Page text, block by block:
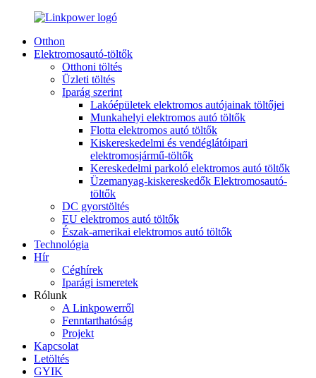
Otthon
Elektromosautó-töltők
Otthoni töltés
Üzleti töltés
Iparág szerint
Lakóépületek elektromos autójainak töltőjei
Munkahelyi elektromos autó töltők
Flotta elektromos autó töltők
Kiskereskedelmi és vendéglátóipari
elektromosjármű-töltők
Kereskedelmi parkoló elektromos autó töltők
Üzemanyag-kiskereskedők Elektromosautó-
töltők
DC gyorstöltés
EU elektromos autó töltők
Észak-amerikai elektromos autó töltők
Technológia
Hír
Céghírek
Iparági ismeretek
Rólunk
A Linkpowerről
Fenntarthatóság
Projekt
Kapcsolat
Letöltés
GYIK